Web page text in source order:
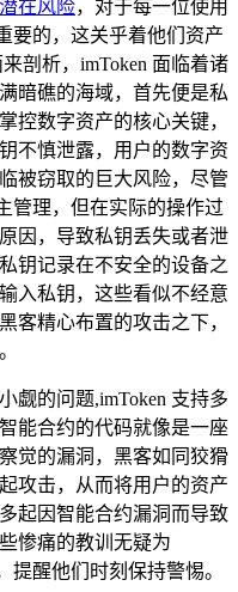
潜在风险，对于每一位使用
要的，这关乎着他们资产
剖析，imToken 面临着诸
暗礁的海域，首先便是私
控数字资产的核心关键，
不慎泄露，用户的数字资
被窃取的巨大风险，尽管
管理，但在实际的操作过
因，导致私钥丢失或者泄
钥记录在不安全的设备之
入私钥，这些看似不经意
客精心布置的攻击之下，
觑的问题,imToken 支持多
能合约的代码就像是一座
觉的漏洞，黑客如同狡猾
攻击，从而将用户的资产
起因智能合约漏洞而导致
惨痛的教训无疑为
提醒他们时刻保持警惕。